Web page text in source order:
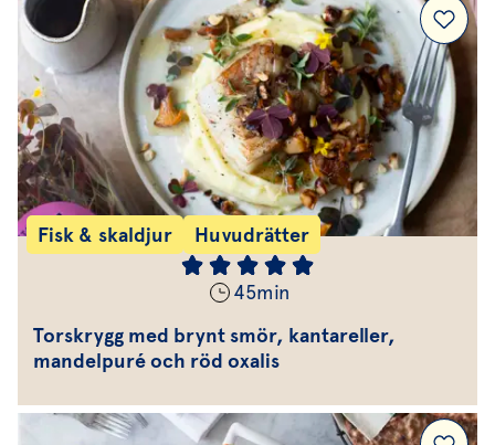
Fisk & skaldjur Huvudrätter
45min
Torskrygg med brynt smör, kantareller,
mandelpuré och röd oxalis